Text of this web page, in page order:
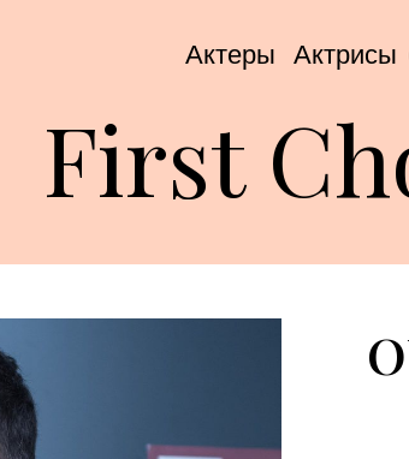
Актеры Актрисы
First